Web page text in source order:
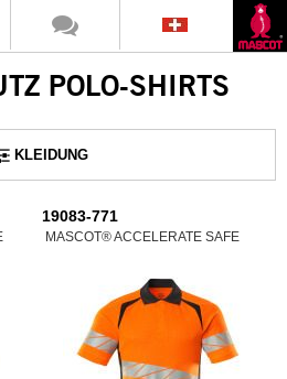
POLO-SHIRTS
KLEIDUNG
19083-771
MASCOT® ACCELERATE SAFE